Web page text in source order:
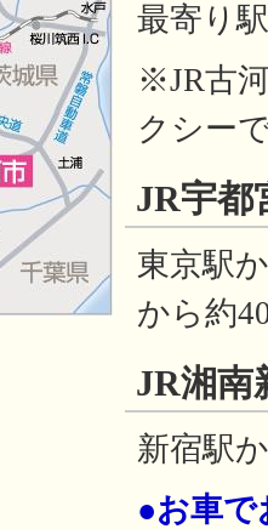
最寄り
※JR古
クシー
JR宇都
東京駅
から約
JR湘南
新宿駅
●お車で